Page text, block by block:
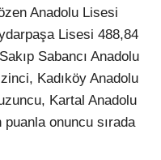
Anadolu Lisesi
Lisesi 488,84
Sabancı Anadolu
Kadıköy Anadolu
Kartal Anadolu
onuncu sırada